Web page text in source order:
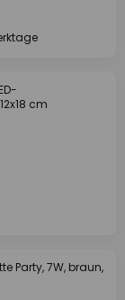
cm
Party, 7W, braun,